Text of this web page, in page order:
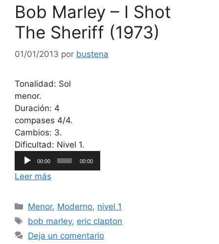
Bob Marley – I Shot
The Sheriff (1973)
01/01/2013 por bustena
Tonalidad: Sol
menor.
Duración: 4
compases 4/4.
Cambios: 3.
Dificultad: Nivel 1.
audio
00:00 00:00
Leer más
Categorías
Menor, Moderno, nivel 1
Etiquetas
bob marley, eric clapton
Deja un comentario